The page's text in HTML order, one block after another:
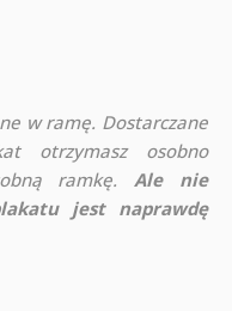
w ramę. Dostarczane
otrzymasz osobno
ramkę.
Ale nie
jest naprawdę